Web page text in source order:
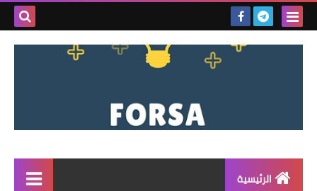
بحث
الرئيسية